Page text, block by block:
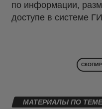
по информации,
доступе в системе
МАТЕРИАЛЫ ПО ТЕМЕ